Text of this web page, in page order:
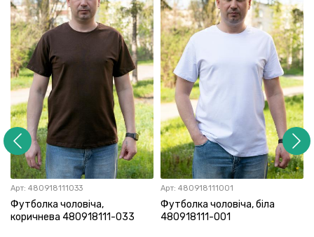
Арт: 480918111033
Футболка чоловіча,
коричнева 480918111-033
Арт: 480918111001
Футболка чоловіча, біла
480918111-001